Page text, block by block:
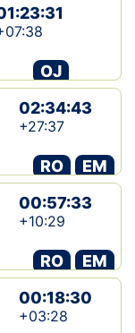
OJ
02:34:43
+27:37
RO
EM
00:57:33
+10:29
RO
EM
00:18:30
+03:28